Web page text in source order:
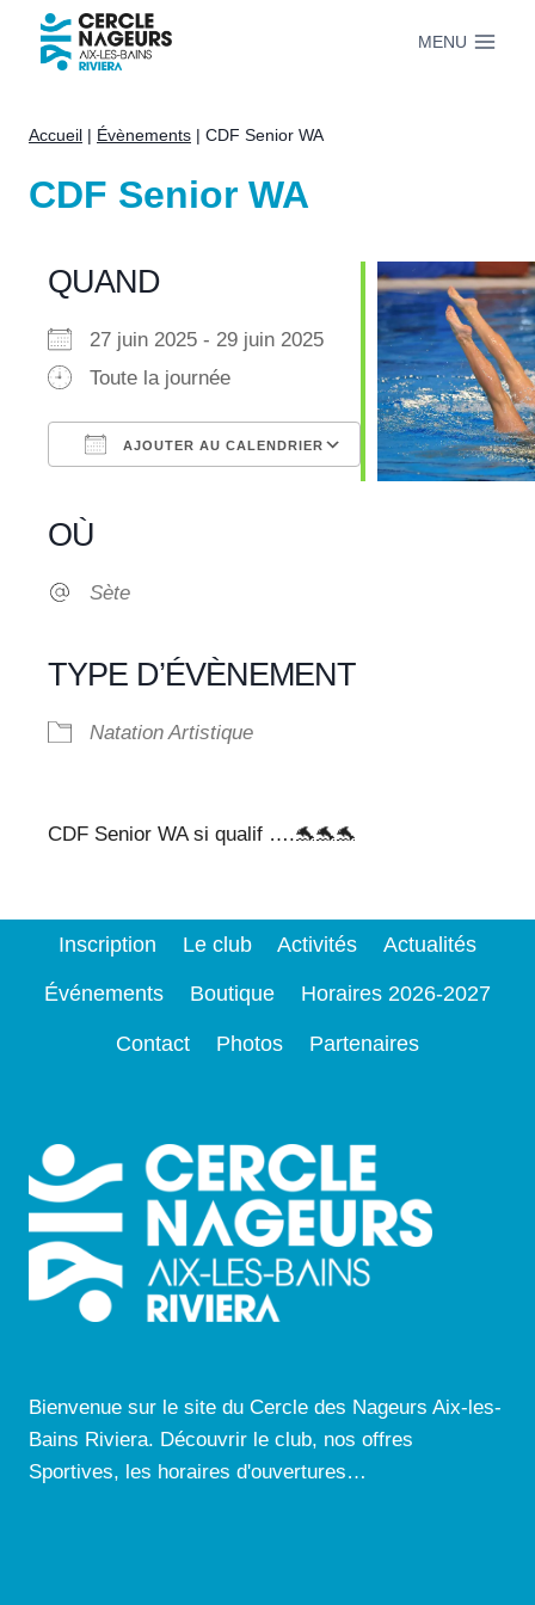
MENU
Accueil | Évènements | CDF Senior WA
CDF Senior WA
QUAND
27 juin 2025 - 29 juin 2025
Toute la journée
AJOUTER AU CALENDRIER
OÙ
Sète
TYPE D’ÉVÈNEMENT
Natation Artistique
CDF Senior WA si qualif ….🐬🐬🐬
Inscription Le club Activités Actualités
Événements Boutique Horaires 2026-2027
Contact Photos Partenaires
Bienvenue sur le site du Cercle des Nageurs Aix-les-
Bains Riviera. Découvrir le club, nos offres
Sportives, les horaires d'ouvertures…